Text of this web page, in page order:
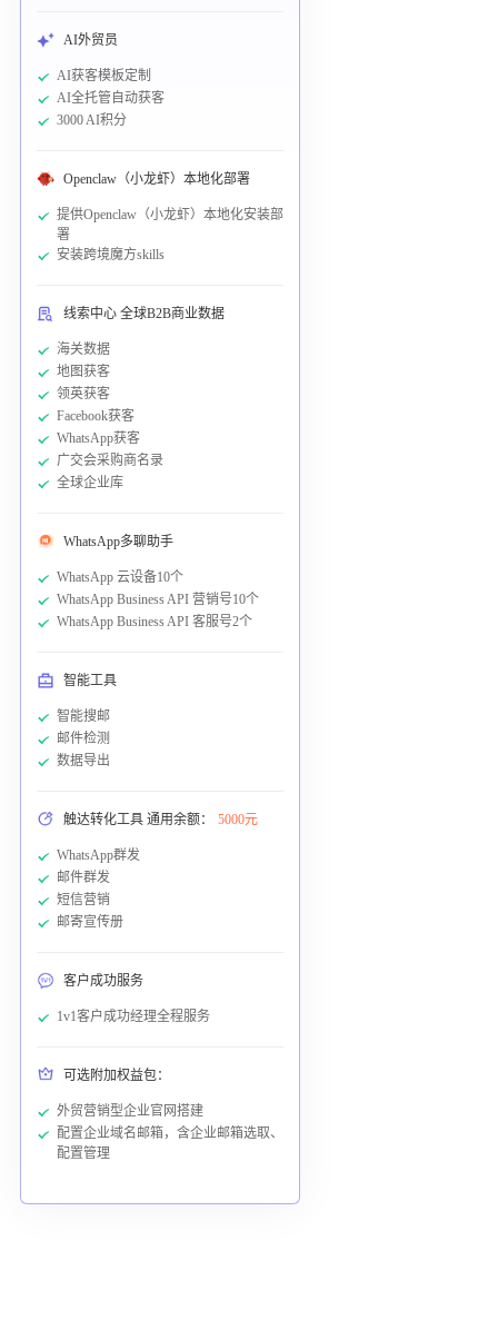
AI外贸员
AI获客模板定制
AI全托管自动获客
3000 AI积分
Openclaw（小龙虾）本地化部署
提供Openclaw（小龙虾）本地化安装部
署
安装跨境魔方skills
线索中心 全球B2B商业数据
海关数据
地图获客
领英获客
Facebook获客
WhatsApp获客
广交会采购商名录
全球企业库
WhatsApp多聊助手
WhatsApp 云设备10个
WhatsApp Business API 营销号10个
WhatsApp Business API 客服号2个
智能工具
智能搜邮
邮件检测
数据导出
触达转化工具 通用余额： 5000元
WhatsApp群发
邮件群发
短信营销
邮寄宣传册
客户成功服务
1v1客户成功经理全程服务
可选附加权益包：
外贸营销型企业官网搭建
配置企业域名邮箱，含企业邮箱选取、
配置管理